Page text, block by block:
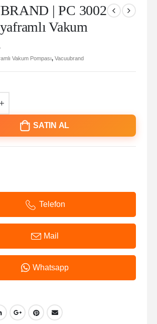
| PC 3002
Vakum
Vakum Pompası, Vacuubrand
SATIN AL
Telefon
Mail
Whatsapp